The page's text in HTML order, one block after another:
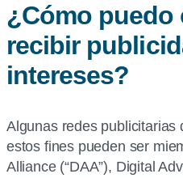
¿Cómo puedo
recibir
intereses?
Algunas redes publicitarias
estos fines pueden ser
Alliance (“DAA”), Digital